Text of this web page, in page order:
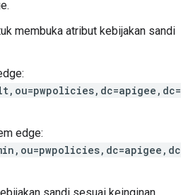
membuka atribut kebijakan sandi
edge: